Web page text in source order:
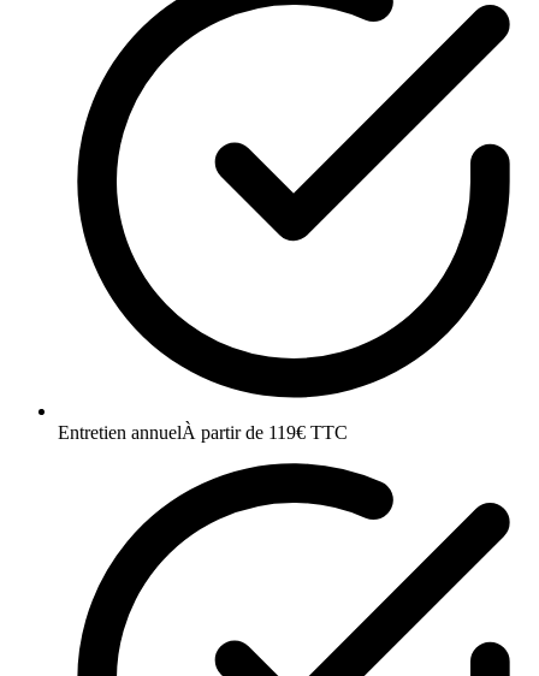
Entretien annuelÀ partir de 119€ TTC